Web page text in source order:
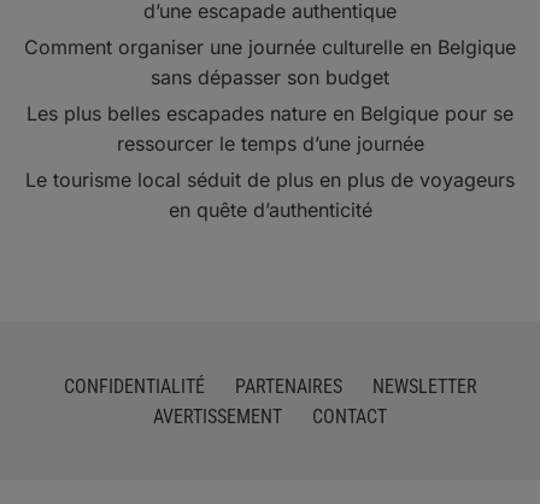
d’une escapade authentique
Comment organiser une journée culturelle en Belgique
sans dépasser son budget
Les plus belles escapades nature en Belgique pour se
ressourcer le temps d’une journée
Le tourisme local séduit de plus en plus de voyageurs
en quête d’authenticité
CONFIDENTIALITÉ PARTENAIRES
NEWSLETTER
AVERTISSEMENT
CONTACT